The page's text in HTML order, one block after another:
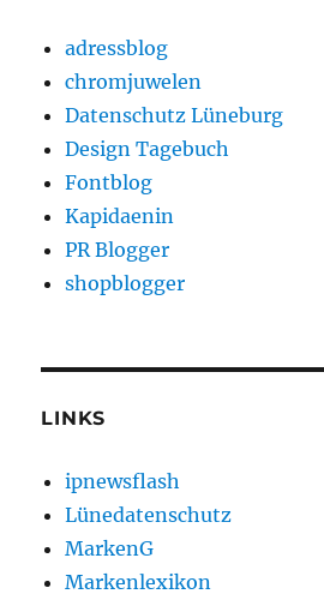
adressblog
chromjuwelen
Datenschutz Lüneburg
Design Tagebuch
Fontblog
Kapidaenin
PR Blogger
shopblogger
LINKS
ipnewsflash
Lünedatenschutz
MarkenG
Markenlexikon